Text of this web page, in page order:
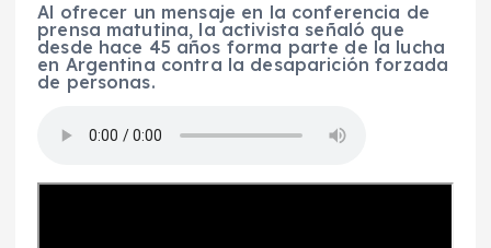
Al ofrecer un mensaje en la conferencia de
prensa matutina, la activista señaló que
desde hace 45 años forma parte de la lucha
en Argentina contra la desaparición forzada
de personas.